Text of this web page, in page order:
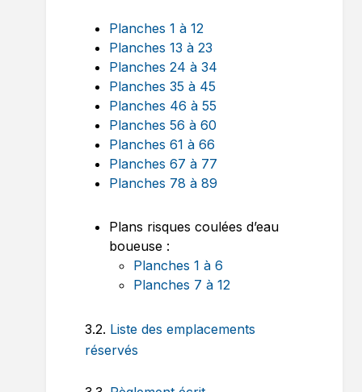
Planches 1 à 12
Planches 13 à 23
Planches 24 à 34
Planches 35 à 45
Planches 46 à 55
Planches 56 à 60
Planches 61 à 66
Planches 67 à 77
Planches 78 à 89
Plans risques coulées d’eau
boueuse :
Planches 1 à 6
Planches 7 à 12
3.2. Liste des emplacements
réservés